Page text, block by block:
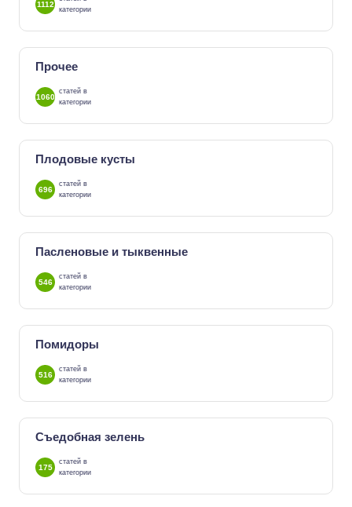
1112
категории
Прочее
1060
статей в
категории
Плодовые кусты
696
статей в
категории
Пасленовые и тыквенные
546
статей в
категории
Помидоры
516
статей в
категории
Съедобная зелень
175
статей в
категории